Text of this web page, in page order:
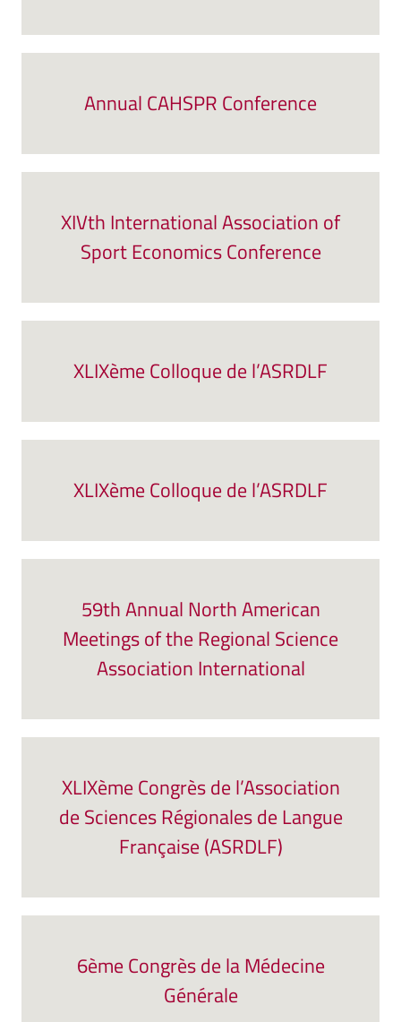
Annual CAHSPR Conference
XIVth International Association of
Sport Economics Conference
XLIXème Colloque de l’ASRDLF
XLIXème Colloque de l’ASRDLF
59th Annual North American
Meetings of the Regional Science
Association International
XLIXème Congrès de l’Association
de Sciences Régionales de Langue
Française (ASRDLF)
6ème Congrès de la Médecine
Générale